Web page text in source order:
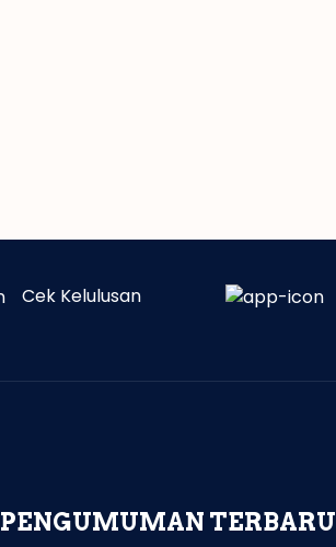
Cek Kelulusan
PENGUMUMAN TERBARU